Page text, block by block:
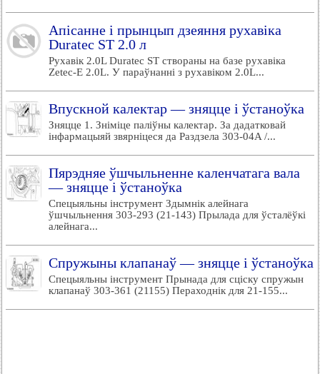
Апісанне і прынцып дзеяння рухавіка
Duratec ST 2.0 л
Рухавік 2.0L Duratec ST створаны на базе рухавіка
Zetec-E 2.0L. У параўнанні з рухавіком 2.0L...
Впускной калектар — зняцце і ўстаноўка
Зняцце 1. Зніміце паліўны калектар. За дадатковай
інфармацыяй звярніцеся да Раздзела 303-04A /...
Пярэдняе ўшчыльненне каленчатага вала
— зняцце і ўстаноўка
Спецыяльны інструмент Здымнік алейнага
ўшчыльнення 303-293 (21-143) Прылада для ўсталёўкі
алейнага...
Спружыны клапанаў — зняцце і ўстаноўка
Спецыяльны інструмент Прынада для сціску спружын
клапанаў 303-361 (21155) Пераходнік для 21-155...